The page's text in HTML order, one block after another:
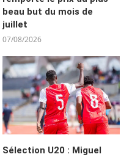
beau but du mois de
juillet
07/08/2026
Sélection U20 : Miguel